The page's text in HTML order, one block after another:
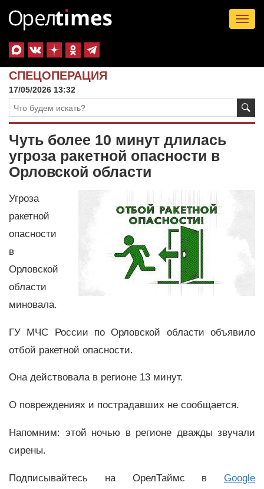
СПЕЦОПЕРАЦИЯ
17/05/2026 13:32
Чуть более 10 минут длилась
угроза ракетной опасности в
Орловской области
Угроза
ракетной
опасности
в
Орловской
области
миновала.
ГУ МЧС России по Орловской области объявило
отбой ракетной опасности.
Она действовала в регионе 13 минут.
О повреждениях и пострадавших не сообщается.
Напомним: этой ночью в регионе дважды звучали
сирены.
Подписывайтесь на ОрелТаймс в Google